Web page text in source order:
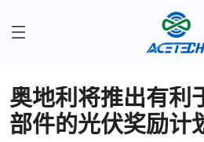
奥地利将推出有利
部件的光伏奖励计